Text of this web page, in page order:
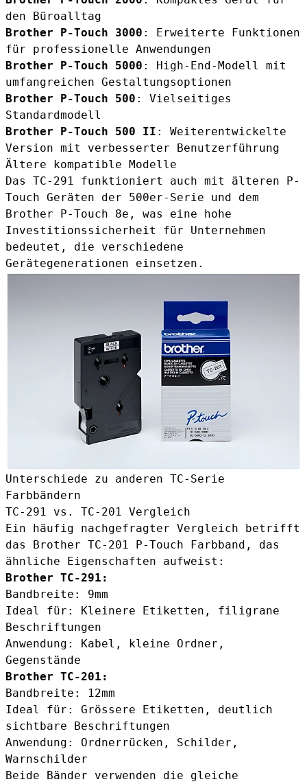
den Büroalltag
Brother P-Touch 3000 : Erweiterte Funktionen
für professionelle Anwendungen
Brother P-Touch 5000 : High-End-Modell mit
umfangreichen Gestaltungsoptionen
Brother P-Touch 500 : Vielseitiges
Standardmodell
Brother P-Touch 500 II : Weiterentwickelte
Version mit verbesserter Benutzerführung
Ältere kompatible Modelle
Das TC-291 funktioniert auch mit älteren P-
Touch Geräten der 500er-Serie und dem
Brother P-Touch 8e, was eine hohe
Investitionssicherheit für Unternehmen
bedeutet, die verschiedene
Gerätegenerationen einsetzen.
Unterschiede zu anderen TC-Serie
Farbbändern
TC-291 vs. TC-201 Vergleich
Ein häufig nachgefragter Vergleich betrifft
das Brother TC-201 P-Touch Farbband , das
ähnliche Eigenschaften aufweist:
Brother TC-291:
Bandbreite: 9mm
Ideal für: Kleinere Etiketten, filigrane
Beschriftungen
Anwendung: Kabel, kleine Ordner,
Gegenstände
Brother TC-201:
Bandbreite: 12mm
Ideal für: Grössere Etiketten, deutlich
sichtbare Beschriftungen
Anwendung: Ordnerrücken, Schilder,
Warnschilder
Beide Bänder verwenden die gleiche